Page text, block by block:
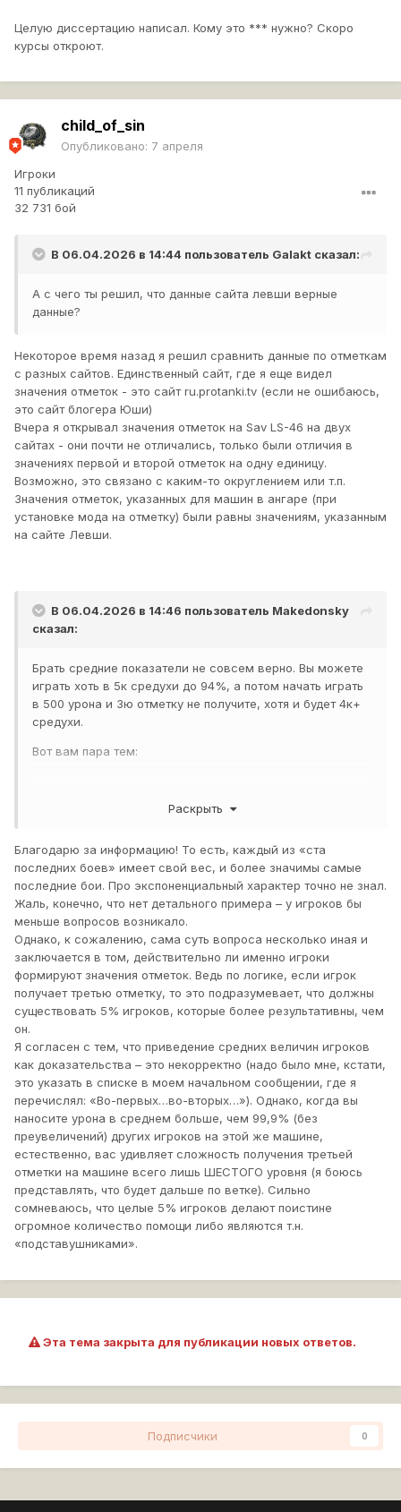
Целую диссертацию написал. Кому это *** нужно? Скоро
курсы откроют.
child_of_sin
Опубликовано: 7 апреля
Игроки
11 публикаций
32 731 бой
В 06.04.2026 в 14:44 пользователь Galakt сказал:
А с чего ты решил, что данные сайта левши верные
данные?
Некоторое время назад я решил сравнить данные по отметкам
с разных сайтов. Единственный сайт, где я еще видел
значения отметок - это сайт ru.protanki.tv (если не ошибаюсь,
это сайт блогера Юши)
Вчера я открывал значения отметок на Sav LS-46 на двух
сайтах - они почти не отличались, только были отличия в
значениях первой и второй отметок на одну единицу.
Возможно, это связано с каким-то округлением или т.п.
Значения отметок, указанных для машин в ангаре (при
установке мода на отметку) были равны значениям, указанным
на сайте Левши.
В 06.04.2026 в 14:46 пользователь Makedonsky
сказал:
Брать средние показатели не совсем верно. Вы можете
играть хоть в 5к средухи до 94%, а потом начать играть
в 500 урона и 3ю отметку не получите, хотя и будет 4к+
средухи.
Вот вам пара тем:
Раскрыть
Благодарю за информацию! То есть, каждый из «ста
последних боев» имеет свой вес, и более значимы самые
последние бои. Про экспоненциальный характер точно не знал.
Жаль, конечно, что нет детального примера – у игроков бы
меньше вопросов возникало.
Однако, к сожалению, сама суть вопроса несколько иная и
заключается в том, действительно ли именно игроки
формируют значения отметок. Ведь по логике, если игрок
получает третью отметку, то это подразумевает, что должны
существовать 5% игроков, которые более результативны, чем
он.
Я согласен с тем, что приведение средних величин игроков
как доказательства – это некорректно (надо было мне, кстати,
это указать в списке в моем начальном сообщении, где я
перечислял: «Во-первых…во-вторых…»). Однако, когда вы
наносите урона в среднем больше, чем 99,9% (без
преувеличений) других игроков на этой же машине,
естественно, вас удивляет сложность получения третьей
отметки на машине всего лишь ШЕСТОГО уровня (я боюсь
представлять, что будет дальше по ветке). Сильно
сомневаюсь, что целые 5% игроков делают поистине
огромное количество помощи либо являются т.н.
«подставушниками».
Эта тема закрыта для публикации новых ответов.
Подписчики 0